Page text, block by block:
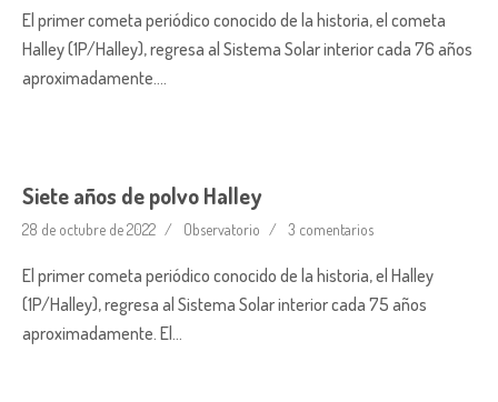
El primer cometa periódico conocido de la historia, el cometa
Halley (1P/Halley), regresa al Sistema Solar interior cada 76 años
aproximadamente….
Siete años de polvo Halley
28 de octubre de 2022 Observatorio 3 comentarios
El primer cometa periódico conocido de la historia, el Halley
(1P/Halley), regresa al Sistema Solar interior cada 75 años
aproximadamente. El…